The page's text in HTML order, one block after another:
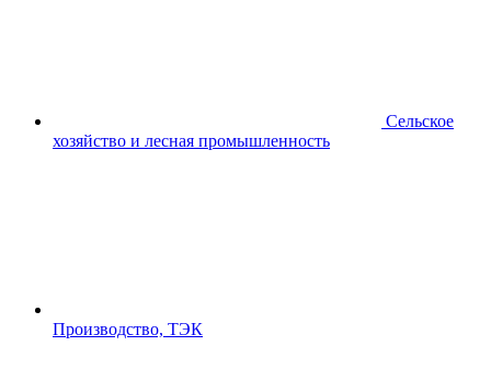
Сельское
хозяйство и лесная промышленность
Производство, ТЭК